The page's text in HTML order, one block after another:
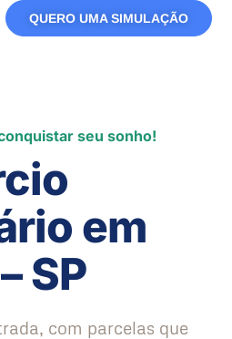
QUERO UMA SIMULAÇÃO
seu sonho!
em
SP
com parcelas que